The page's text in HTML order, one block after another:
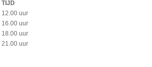
TIJD
12.00 uur
16.00 uur
18.00 uur
21.00 uur